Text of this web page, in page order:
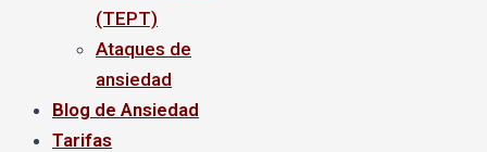
(TEPT)
Ataques de
ansiedad
Blog de Ansiedad
Tarifas